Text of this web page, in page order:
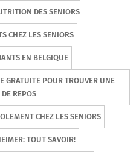
DES SENIORS
CHEZ LES SENIORS
EN BELGIQUE
GRATUITE POUR TROUVER UNE
REPOS
CHEZ LES SENIORS
TOUT SAVOIR!